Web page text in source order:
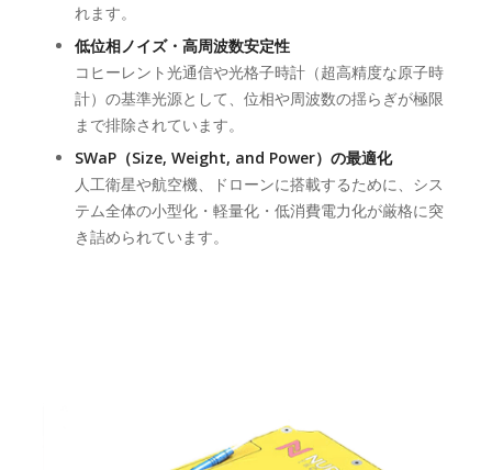
れます。
低位相ノイズ・高周波数安定性
コヒーレント光通信や光格子時計（超高精度な原子時
計）の基準光源として、位相や周波数の揺らぎが極限
まで排除されています。
SWaP（Size, Weight, and Power）の最適化
人工衛星や航空機、ドローンに搭載するために、シス
テム全体の小型化・軽量化・低消費電力化が厳格に突
き詰められています。